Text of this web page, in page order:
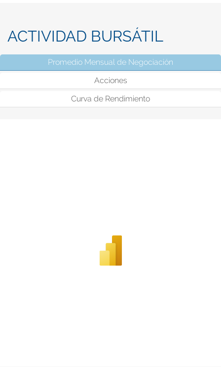
ACTIVIDAD BURSÁTIL
Promedio Mensual de Negociación
Acciones
Curva de Rendimiento